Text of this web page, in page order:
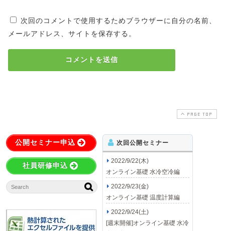
次回のコメントで使用するためブラウザーに自分の名前、
メールアドレス、サイトを保存する。
PAGE TOP
公開セミナー申込
社員研修申込
次回公開セミナー
2022/9/22(木)
オンライン基礎 水冷空冷編
2022/9/23(金)
オンライン基礎 温度計算編
2022/9/24(土)
[週末開催]オンライン基礎 水冷